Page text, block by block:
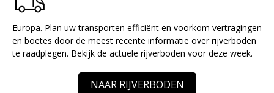
Europa. Plan uw transporten efficiënt en voorkom vertragingen
en boetes door de meest recente informatie over rijverboden
te raadplegen. Bekijk de actuele rijverboden voor deze week.
NAAR RIJVERBODEN